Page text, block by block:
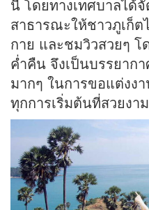
นี้ โดยทางเทศบาลได้
สาธารณะให้ชาวภูเก็
กาย และชมวิวสวยๆ โ
ค่ำคืน จึงเป็นบรรยาก
มากๆ ในการขอแต่งง
ทุกการเริ่มต้นที่สวยงาม